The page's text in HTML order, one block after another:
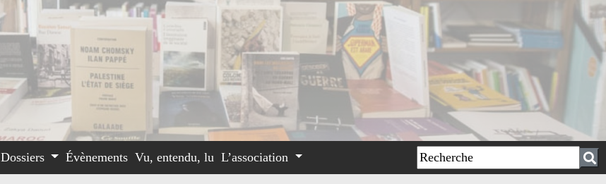
Dossiers Évènements Vu, entendu, lu L’association